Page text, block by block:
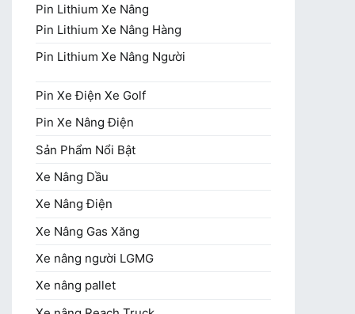
Pin Lithium Xe Nâng
Pin Lithium Xe Nâng Hàng
Pin Lithium Xe Nâng Người
Pin Xe Điện Xe Golf
Pin Xe Nâng Điện
Sản Phẩm Nổi Bật
Xe Nâng Dầu
Xe Nâng Điện
Xe Nâng Gas Xăng
Xe nâng người LGMG
Xe nâng pallet